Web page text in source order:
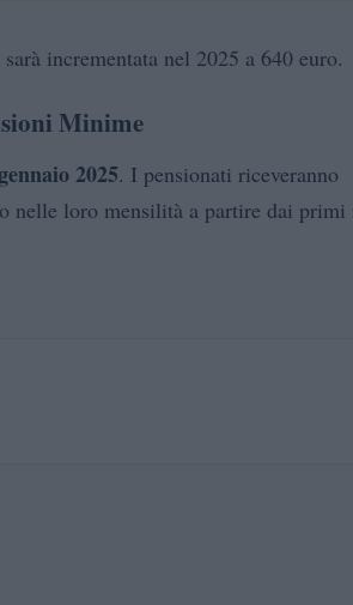
incrementata nel 2025 a 640 euro.
Minime
2025. I pensionati riceveranno
nelle loro mensilità a partire dai primi